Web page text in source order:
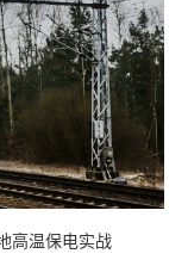
高温保电实战